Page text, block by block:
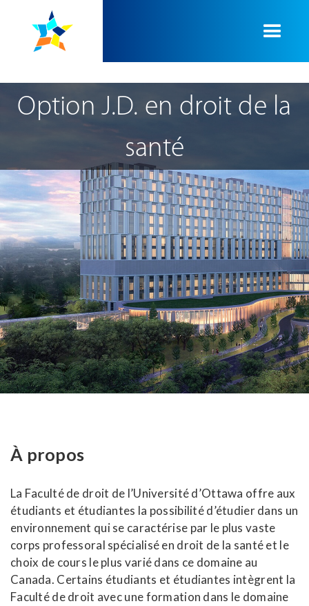
Option J.D. en droit de la
santé
À propos
La Faculté de droit de l’Université d’Ottawa offre aux
étudiants et étudiantes la possibilité d’étudier dans un
environnement qui se caractérise par le plus vaste
corps professoral spécialisé en droit de la santé et le
choix de cours le plus varié dans ce domaine au
Canada. Certains étudiants et étudiantes intègrent la
Faculté de droit avec une formation dans le domaine